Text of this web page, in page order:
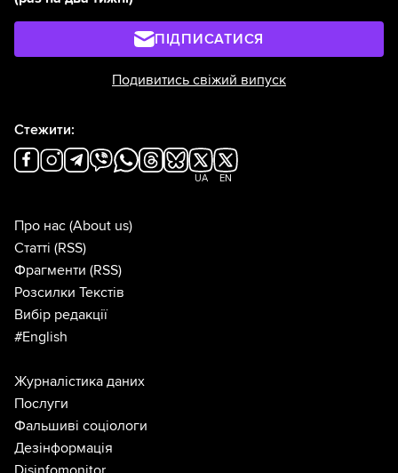
ПІДПИСАТИСЯ
Подивитись свіжий випуск
Стежити:
UA EN
Про нас (About us)
Статті (RSS)
Фрагменти (RSS)
Розсилки Текстів
Вибір редакції
#English
Журналістика даних
Послуги
Фальшиві соціологи
Дезінформація